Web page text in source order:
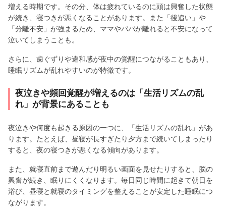
増える時期です。その分、体は疲れているのに頭は興奮した状態
が続き、寝つきが悪くなることがあります。また「後追い」や
「分離不安」が強まるため、ママやパパが離れると不安になって
泣いてしまうことも。
さらに、歯ぐずりや違和感が夜中の覚醒につながることもあり、
睡眠リズムが乱れやすいのが特徴です。
夜泣きや頻回覚醒が増えるのは「生活リズムの乱
れ」が背景にあることも
夜泣きや何度も起きる原因の一つに、「生活リズムの乱れ」があ
ります。たとえば、昼寝が長すぎたり夕方まで続いてしまったり
すると、夜の寝つきが悪くなる傾向があります。
また、就寝直前まで遊んだり明るい画面を見せたりすると、脳の
興奮が続き、眠りにくくなります。毎日同じ時間に起きて朝日を
浴び、昼寝と就寝のタイミングを整えることが安定した睡眠につ
ながります。